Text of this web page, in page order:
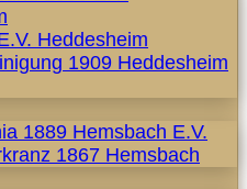
Heddesheim
1909 Heddesheim
1889 Hemsbach E.V.
1867 Hemsbach